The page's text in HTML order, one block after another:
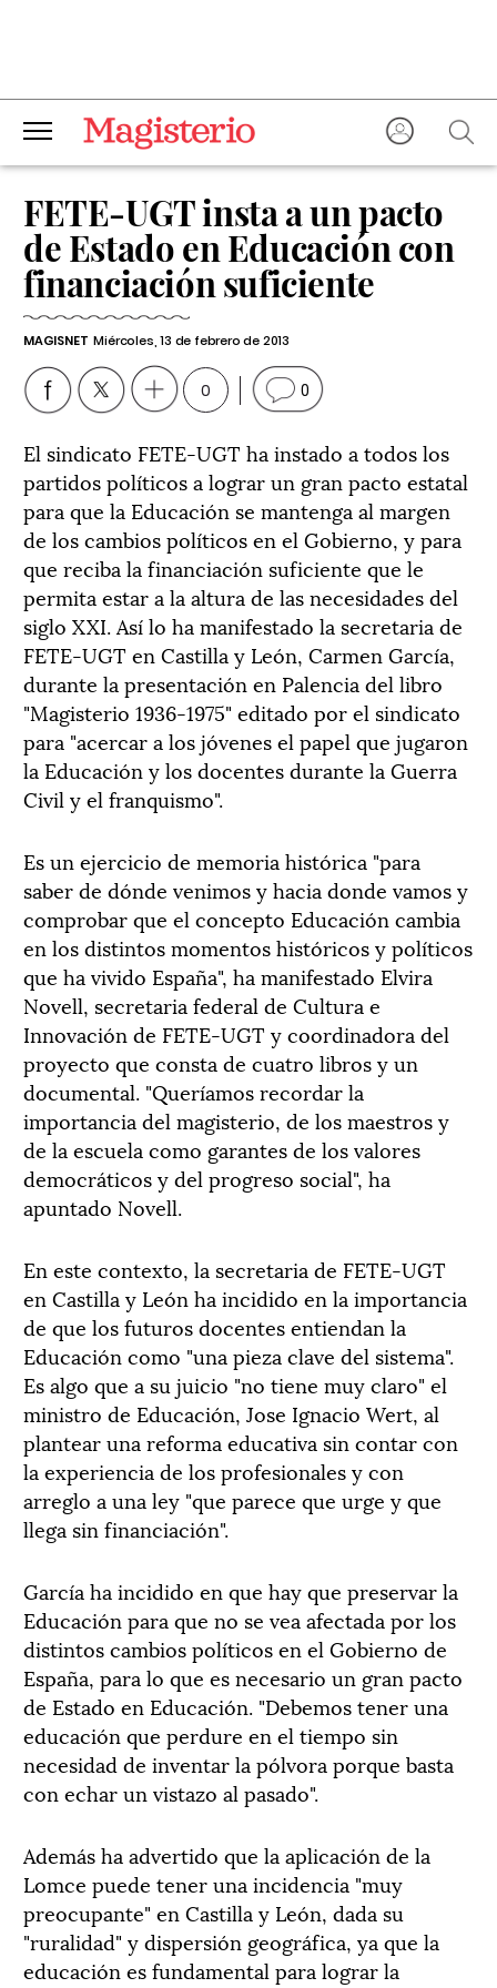
FETE-UGT insta a un pacto
de Estado en Educación con
financiación suficiente
MAGISNET Miércoles, 13 de febrero de 2013
0 0
El sindicato FETE-UGT ha instado a todos los
partidos políticos a lograr un gran pacto estatal
para que la Educación se mantenga al margen
de los cambios políticos en el Gobierno, y para
que reciba la financiación suficiente que le
permita estar a la altura de las necesidades del
siglo XXI. Así lo ha manifestado la secretaria de
FETE-UGT en Castilla y León, Carmen García,
durante la presentación en Palencia del libro
"Magisterio 1936-1975" editado por el sindicato
para "acercar a los jóvenes el papel que jugaron
la Educación y los docentes durante la Guerra
Civil y el franquismo".
Es un ejercicio de memoria histórica "para
saber de dónde venimos y hacia donde vamos y
comprobar que el concepto Educación cambia
en los distintos momentos históricos y políticos
que ha vivido España", ha manifestado Elvira
Novell, secretaria federal de Cultura e
Innovación de FETE-UGT y coordinadora del
proyecto que consta de cuatro libros y un
documental. "Queríamos recordar la
importancia del magisterio, de los maestros y
de la escuela como garantes de los valores
democráticos y del progreso social", ha
apuntado Novell.
En este contexto, la secretaria de FETE-UGT
en Castilla y León ha incidido en la importancia
de que los futuros docentes entiendan la
Educación como "una pieza clave del sistema".
Es algo que a su juicio "no tiene muy claro" el
ministro de Educación, Jose Ignacio Wert, al
plantear una reforma educativa sin contar con
la experiencia de los profesionales y con
arreglo a una ley "que parece que urge y que
llega sin financiación".
García ha incidido en que hay que preservar la
Educación para que no se vea afectada por los
distintos cambios políticos en el Gobierno de
España, para lo que es necesario un gran pacto
de Estado en Educación. "Debemos tener una
educación que perdure en el tiempo sin
necesidad de inventar la pólvora porque basta
con echar un vistazo al pasado".
Además ha advertido que la aplicación de la
Lomce puede tener una incidencia "muy
preocupante" en Castilla y León, dada su
"ruralidad" y dispersión geográfica, ya que la
educación es fundamental para lograr la